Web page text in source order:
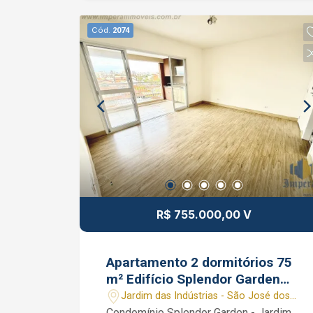
corretor de imóvel Caique Lopes de
CRECI 264.991 F (12) 99189-7273
WhatsApp (Claro).
Cód. 2074
R$ 755.000,00 V
Apartamento 2 dormitórios 75
m² Edifício Splendor Garden
Jardim das Indústrias SJC SP 2
Jardim das Indústrias - São José dos